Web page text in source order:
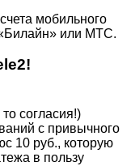
мобильного
или МТС.
согласия!)
с привычного
10 руб., которую
в пользу